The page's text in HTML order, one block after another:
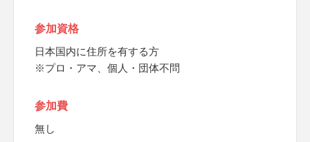
参加資格
日本国内に住所を有する方
※プロ・アマ、個人・団体不問
参加費
無し